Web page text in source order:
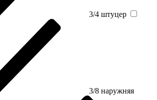
3/4 штуцер
3/8 наружняя